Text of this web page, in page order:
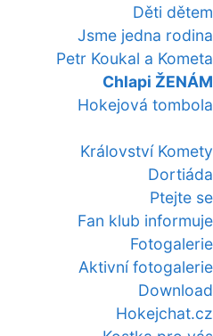
Děti dětem
Jsme jedna rodina
Petr Koukal a Kometa
Chlapi ŽENÁM
Hokejová tombola
Království Komety
Dortiáda
Ptejte se
Fan klub informuje
Fotogalerie
Aktivní fotogalerie
Download
Hokejchat.cz